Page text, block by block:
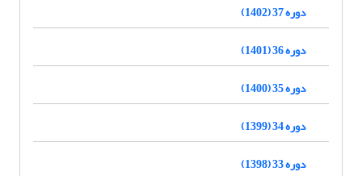
دوره 37 (1402)
دوره 36 (1401)
دوره 35 (1400)
دوره 34 (1399)
دوره 33 (1398)